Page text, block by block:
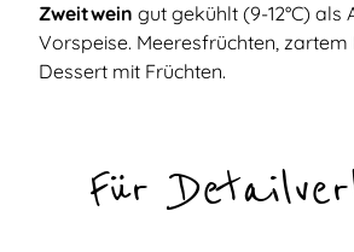
Zweitwein gut gekühlt (9-12°C) als
Vorspeise. Meeresfrüchten, zartem
Dessert mit Früchten.
Für